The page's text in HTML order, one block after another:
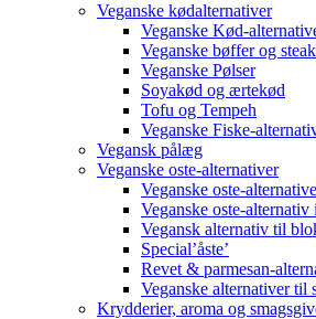
Veganske kødalternativer
Veganske Kød-
Veganske bøffer og
Veganske Pølser
Soyakød og ærtekød
Tofu og Tempeh
Veganske Fiske-
Vegansk pålæg
Veganske oste-alternativer
Veganske oste-
Veganske oste-alternativ
Vegansk alternativ til
Special’åste’
Revet & parmesan-
Veganske alternativer til
Krydderier, aroma og